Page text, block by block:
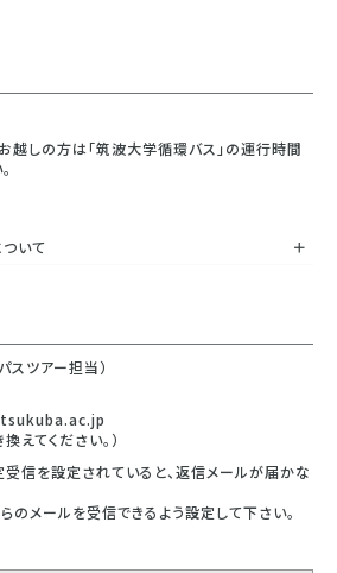
越しの方は「筑波大学循環バス」の運行時間
いて
スツアー担当）
えてください。）
信を設定されていると、返信メールが届かな
メールを受信できるよう設定して下さい。